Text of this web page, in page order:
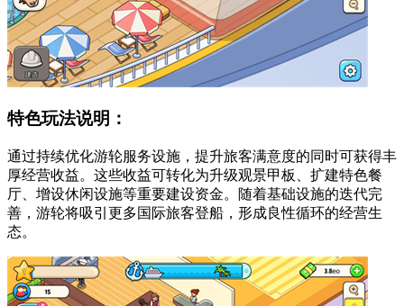
特色玩法说明：
通过持续优化游轮服务设施，提升旅客满意度的同时可获得丰
厚经营收益。这些收益可转化为升级观景甲板、扩建特色餐
厅、增设休闲设施等重要建设资金。随着基础设施的迭代完
善，游轮将吸引更多国际旅客登船，形成良性循环的经营生
态。